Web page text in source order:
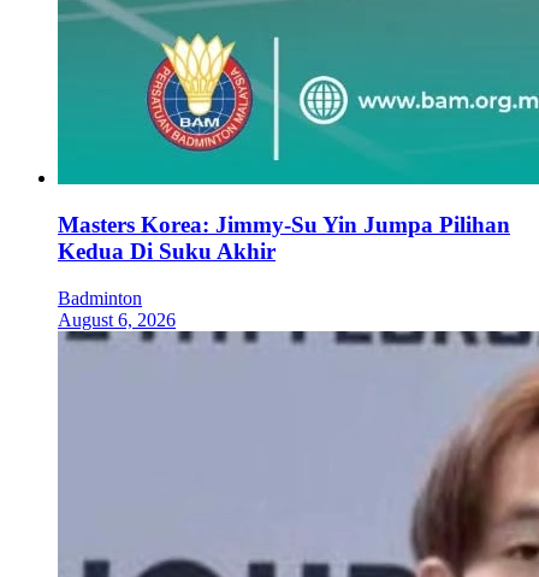
Masters Korea: Jimmy-Su Yin Jumpa Pilihan
Kedua Di Suku Akhir
Badminton
August 6, 2026